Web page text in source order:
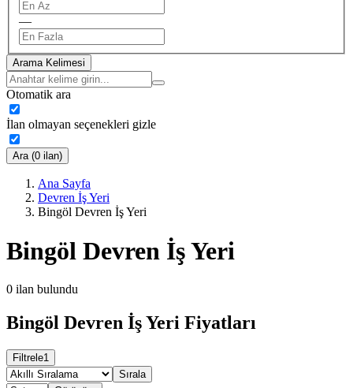
—
Arama Kelimesi
Otomatik ara
İlan olmayan seçenekleri gizle
Ara (0 ilan)
Ana Sayfa
Devren İş Yeri
Bingöl Devren İş Yeri
Bingöl Devren İş Yeri
0 ilan bulundu
Bingöl Devren İş Yeri Fiyatları
Filtrele1
Sırala